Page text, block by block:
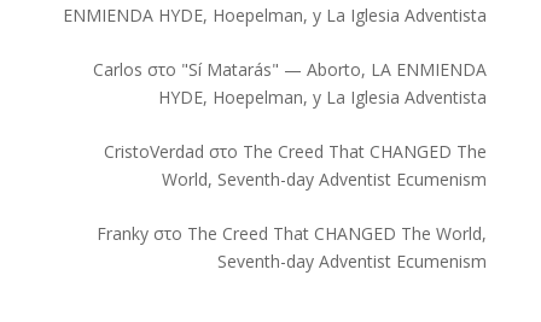
ENMIENDA HYDE, Hoepelman, y La Iglesia Adventista
Carlos στο "Sí Matarás" — Aborto, LA ENMIENDA
HYDE, Hoepelman, y La Iglesia Adventista
CristoVerdad στο The Creed That CHANGED The
World, Seventh-day Adventist Ecumenism
Franky στο The Creed That CHANGED The World,
Seventh-day Adventist Ecumenism